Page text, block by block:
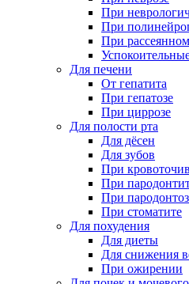
При
При
При
Для печени
От гепатита
При гепатозе
При циррозе
Для полости рта
Для дёсен
Для зубов
При
При
При
При стоматите
Для похудения
Для диеты
Для снижения
При ожирении